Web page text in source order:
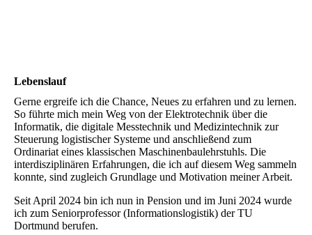
Lebens­lauf
Gerne ergreife ich die Chance, Neues zu erfahren und zu lernen.
So führte mich mein Weg von der Elektrotechnik über die
Informatik, die digitale Messtechnik und Medizintechnik zur
Steuerung logistischer Systeme und anschließend zum
Ordinariat eines klassischen Maschinenbaulehrstuhls. Die
interdisziplinären Erfahrungen, die ich auf diesem Weg sammeln
konnte, sind zugleich Grundlage und Motivation meiner Arbeit.
Seit April 2024 bin ich nun in Pension und im Juni 2024 wurde
ich zum Seniorprofessor (Informationslogistik) der TU
Dortmund berufen.